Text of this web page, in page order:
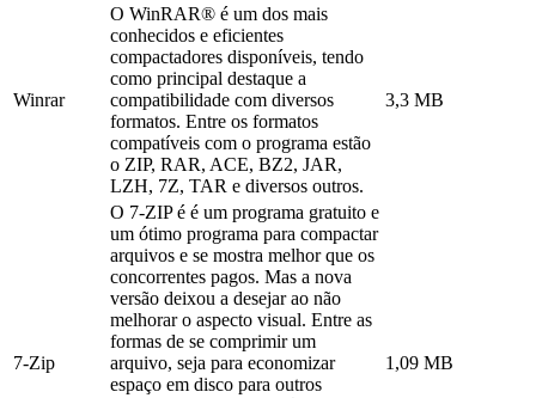
Winrar
O WinRAR® é um dos mais
conhecidos e eficientes
compactadores disponíveis, tendo
como principal destaque a
compatibilidade com diversos
formatos. Entre os formatos
compatíveis com o programa estão
o ZIP, RAR, ACE, BZ2, JAR,
LZH, 7Z, TAR e diversos outros.
3,3 MB
7-Zip
O 7-ZIP é é um programa gratuito e
um ótimo programa para compactar
arquivos e se mostra melhor que os
concorrentes pagos. Mas a nova
versão deixou a desejar ao não
melhorar o aspecto visual. Entre as
formas de se comprimir um
arquivo, seja para economizar
espaço em disco para outros
1,09 MB